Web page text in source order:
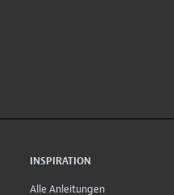
INSPIRATION
Alle Anleitungen